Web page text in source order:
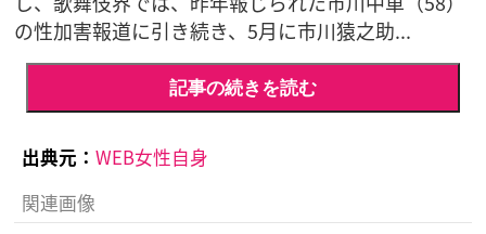
の性加害報道に引き続き、5月に市川猿之助...
記事の続きを読む
出典元： WEB女性自身
関連画像